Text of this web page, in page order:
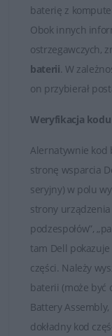
udzielą fachowej i
zapytania
Satysfakcja z
Dobór baterii do
baterię z
Obok innych
ostrzegawczych,
baterii. W
on przybierał
Weryfikacja
Alernatywnie kod
stronę wsparcia
seryjny) w polu
strony urządzenia
podzespołów”,
tam Dell
części. Należy
baterii (może być
Battery
dokładny kod